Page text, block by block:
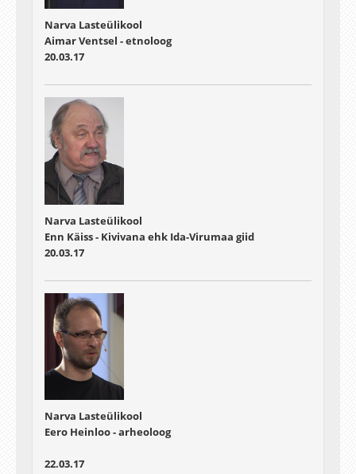
Narva Lasteülikool
Aimar Ventsel - etnoloog
20.03.17
Narva Lasteülikool
Enn Käiss - Kivivana ehk Ida-Virumaa giid
20.03.17
Narva Lasteülikool
Eero Heinloo - arheoloog
22.03.17